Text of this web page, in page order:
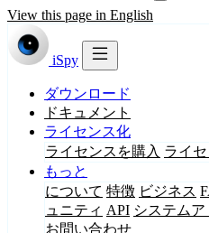
View this page in English
iSpy
ダウンロード
ドキュメント
ライセンス化
ライセンスを購入 ライ
もっと
について 特徴 ビジネス
ュニティ API システム
お問い合わせ